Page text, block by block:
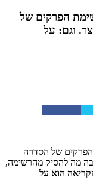
הפרקים של
טיזר קצר. וגם: על
של הסדרה
הוא על